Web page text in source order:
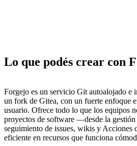
Lo que podés crear con
Forgejo es un servicio Git autoalojado e
un fork de Gitea, con un fuerte enfoque
usuario. Ofrece todo lo que los equipos
proyectos de software —desde la
seguimiento de issues, wikis y
eficiente en recursos que funciona